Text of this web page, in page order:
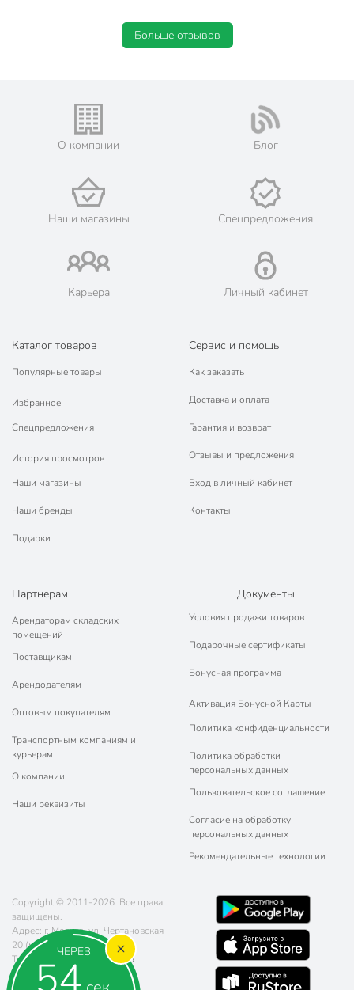
ЧЕРЕЗ
54
Больше отзывов
О компании Блог
Наши магазины Спецпредложения
Карьера Личный кабинет
Каталог товаров
Популярные товары
Избранное
Спецпредложения
История просмотров
Наши магазины
Наши бренды
Подарки
Сервис и помощь
Как заказать
Доставка и оплата
Гарантия и возврат
Отзывы и предложения
Вход в личный кабинет
Контакты
Партнерам
Арендаторам складских
помещений
Поставщикам
Арендодателям
Оптовым покупателям
Транспортным компаниям и
курьерам
О компании
Наши реквизиты
Документы
Условия продажи товаров
Подарочные сертификаты
Бонусная программа
Активация Бонусной Карты
Политика конфиденциальности
Политика обработки
персональных данных
Пользовательское соглашение
Согласие на обработку
персональных данных
Рекомендательные технологии
Copyright © 2011-2026. Все права
защищены.
Адрес: г. Москва, ул. Чертановская
20 (метро Южная)
Телефон:
8 (800) 770-77-06
Почта:sales@poryadok.ru